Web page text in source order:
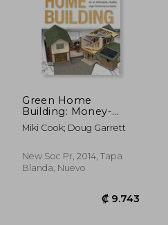
Green Home
Building: Money-
Saving Strategies for
an Affordable,
Performance Home
(en Inglés)
Miki Cook; Doug Garrett
New Soc Pr, 2014, Tapa
Blanda, Nuevo